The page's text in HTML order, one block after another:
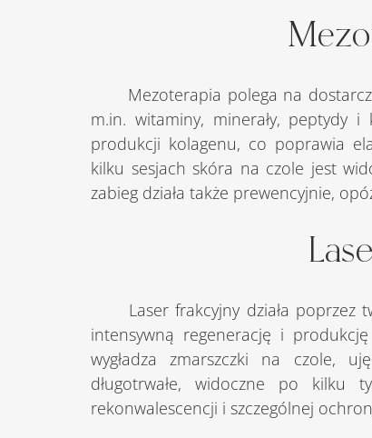
m.in. witaminy, minerały, peptydy
produkcji kolagenu, co poprawia
kilku sesjach skóra na czole jest
zabieg działa także prewencyjnie,
intensywną regenerację i
wygładza zmarszczki na czole,
długotrwałe, widoczne po kilku
rekonwalescencji i szczególnej